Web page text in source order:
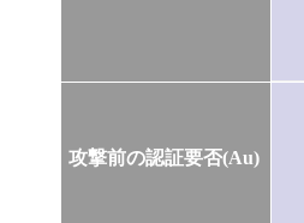
攻撃前の認証要否(Au)